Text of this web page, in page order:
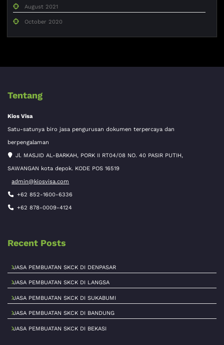
August 2021
October 2020
Tentang
Kios Visa
Satu-satunya biro jasa pengurusan dokumen terpercaya dan
berpengalaman
Jl. MASJID AL-BARKAH, PORK II RT04/08 NO. 40 PASIR PUTIH,
SAWANGAN kota depok. KODE POS 16519
admin@kiosvisa.com
+62 852-1600-6336
+62 878-0009-4124
Recent Posts
JASA PEMBUATAN SKCK DI DENPASAR
JASA PEMBUATAN SKCK DI LANGSA
JASA PEMBUATAN SKCK DI SUKABUMI
JASA PEMBUATAN SKCK DI BANDUNG
JASA PEMBUATAN SKCK DI BEKASI